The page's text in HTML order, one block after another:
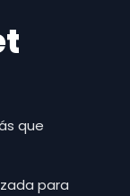
que
para